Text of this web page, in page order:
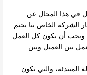
في هذا المجال عن
الشركة الخاص بنا يحتم
ويحب أن يكون كل العمل
بين العميل وبين
والتي تكون